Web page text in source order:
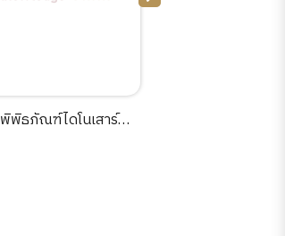
พิพิธภัณฑ์ไดโนเสาร์